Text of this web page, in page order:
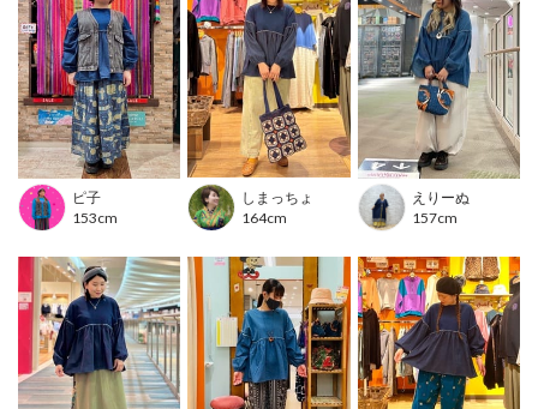
◎
スカートと合わせれば、甘さを抑えた大人ナチュラルコーデも楽しめま
す。
■カラー
ブルー/ネイビー
■洗濯表示
---------------------------------
透け感：透けない
伸縮性：あり
裏地 ：なし
光沢 ：なし
ピ子
153cm
しまっちょ
164cm
えりーぬ
157cm